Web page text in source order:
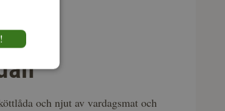
och njut av vardagsmat och